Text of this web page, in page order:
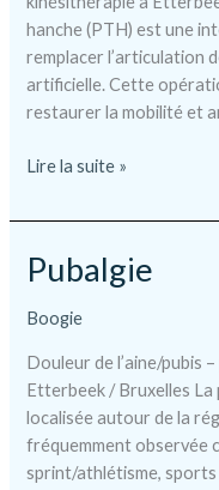
hanche (PTH) est une
remplacer l’articulation
artificielle. Cette
restaurer la mobilité et
Prothèse
hanche
Lire la suite »
Pubalgie
Boogie
Douleur de l’aine/pubis
Etterbeek / Bruxelles La
localisée autour de la
fréquemment observée
sprint/athlétisme,